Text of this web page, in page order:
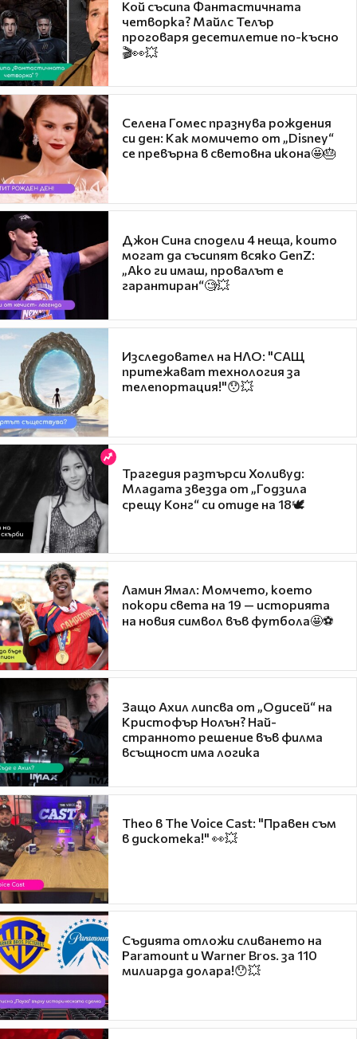
Кой съсипа Фантастичната
четворка? Майлс Телър
проговаря десетилетие по-късно
🎬👀💥
Селена Гомес празнува рождения
си ден: Как момичето от „Disney“
се превърна в световна икона🤩🎂
Джон Сина сподели 4 неща, които
могат да съсипят всяко GenZ:
„Ако ги имаш, провалът е
гарантиран“🧐💥
Изследовател на НЛО: "САЩ
притежават технология за
телепортация!"😯💥
Трагедия разтърси Холивуд:
Младата звезда от „Годзила
срещу Конг“ си отиде на 18🕊️
Ламин Ямал: Момчето, което
покори света на 19 — историята
на новия символ във футбола🤩⚽
Защо Ахил липсва от „Одисей“ на
Кристофър Нолън? Най-
странното решение във филма
всъщност има логика
Theo в The Voice Cast: "Правен съм
в дискотека!" 👀💥
Съдията отложи сливането на
Paramount и Warner Bros. за 110
милиарда долара!😯💥